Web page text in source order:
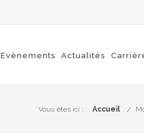
Evènements Actualités
Vous êtes ici : Accueil